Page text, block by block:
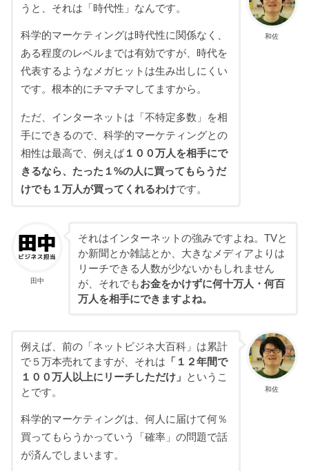
和佐
うと、それは「時代性」なんです。
科学的マーケティングは時代性に関係なく、
ある程度のレベルまでは有効ですが、時代を
代表するようなメガヒットは生み出しにくい
です。根本的にチマチマしてますから。
ただ、インターネットは「不特定多数」を相
手にできるので、科学的マーケティングとの
相性は最高で、例えば１００万人を相手にで
きるなら、たった１%の人に買ってもらうだ
けでも１万人が買ってくれるわけです。
田中
それはインターネットの強みですよね。TVと
か新聞とか雑誌とか、大きなメディアよりは
リーチできる人数が少ないかもしれません
が、それでもお金をかけずに何十万人・何百
万人を相手にできますよね。
和佐
例えば、前の「ネットビジネ大百科」は累計
で５万本売れてますが、それは 「１２年間で
１００万人以上にリーチしただけ」
というこ
とです。
科学的マーケティングは、何人に届けて何％
買ってもらうかっていう「確率」の問題で話
が済んでしまいます。